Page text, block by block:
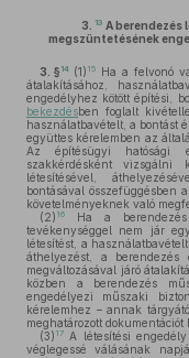
3. 13 A berendezés
megszüntetésének
3. § 14 (1) 15
Ha a felvonó
átalakításához,
engedélyhez kötött építési,
bekezdésben foglalt
használatbavételt, a bontást
együttes kérelemben az
Az építésügyi hatósági
szakkérdésként vizsgálni
létesítésével,
bontásával összefüggésben
követelményeknek való
(2) 16
Ha a berendezés
tevékenységgel nem jár
létesítést, a
áthelyezést, a berendezés
megváltozásával járó
közben a berendezés
engedélyezi műszaki
kérelemhez – annak
meghatározott dokumentációt
(3) 17 A létesítési
véglegessé válásának